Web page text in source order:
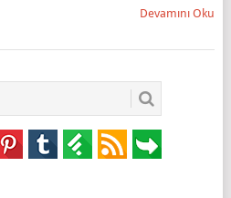
Devamını Oku